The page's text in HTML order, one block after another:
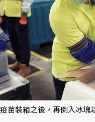
疫苗裝箱之後，再倒入冰塊